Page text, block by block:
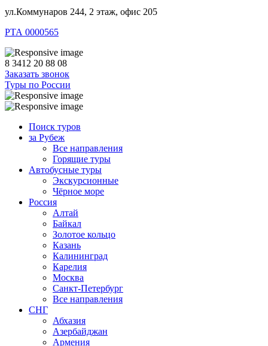
ул.Коммунаров 244, 2 этаж, офис 205
РТА 0000565
8 3412 20 88 08
Заказать звонок
Туры по России
Поиск туров
за Рубеж
Все направления
Горящие туры
Автобусные туры
Экскурсионные
Чёрное море
Россия
Алтай
Байкал
Золотое кольцо
Казань
Калининград
Карелия
Москва
Санкт-Петербург
Все направления
СНГ
Абхазия
Азербайджан
Армения